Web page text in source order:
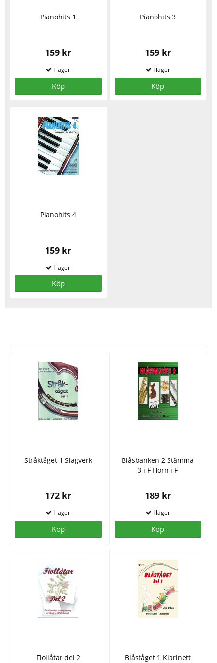
Pianohits 1
159 kr
Köp
Pianohits 3
159 kr
Köp
Pianohits 4
159 kr
Köp
Stråktåget 1 Slagverk
172 kr
Köp
Blåsbanken 2 Stämma
3 i F Horn i F
189 kr
Köp
Fiollåtar del 2 Blåståget 1 Klarinett